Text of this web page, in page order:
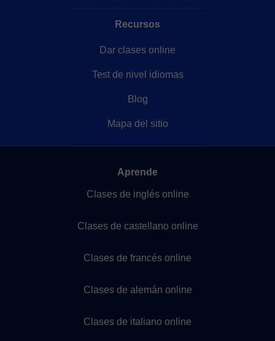
Recursos
Dar clases online
Test de nivel idiomas
Blog
Mapa del sitio
Aprende
Clases de inglés online
Clases de castellano online
Clases de francés online
Clases de alemán online
Clases de italiano online